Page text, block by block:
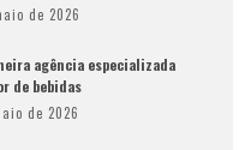
de 2026
agência especializada
de bebidas
de 2026